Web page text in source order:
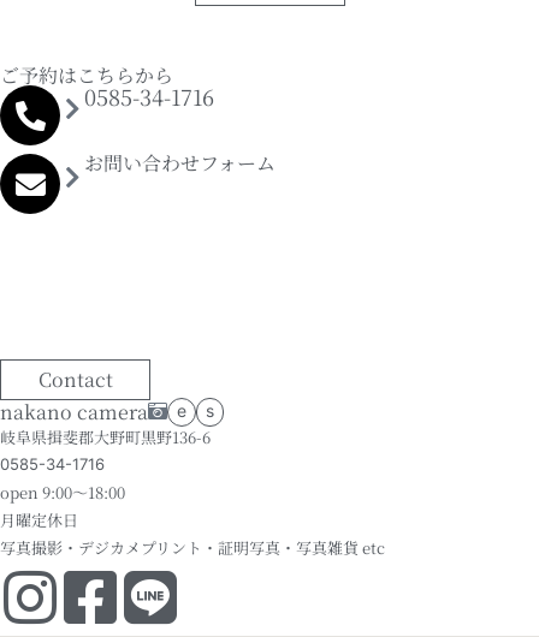
0585-34-1716
ご予約はこちらから
お問い合わせフォーム
Contact
nakano camera
e s
岐阜県揖斐郡大野町黒野136-6
0585-34-1716
open 9:00～18:00
月曜定休日
写真撮影・デジカメプリント・証明写真・写真雑貨 etc